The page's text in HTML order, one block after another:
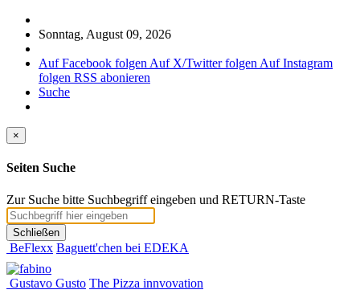
Sonntag, August 09, 2026
Auf Facebook folgen Auf X/Twitter folgen Auf Instagram
folgen RSS abonieren
Suche
×
Seiten Suche
Zur Suche bitte Suchbegriff eingeben und RETURN-Taste
Schließen
BeFlexx Baguett'chen bei EDEKA
Gustavo Gusto The Pizza innvovation